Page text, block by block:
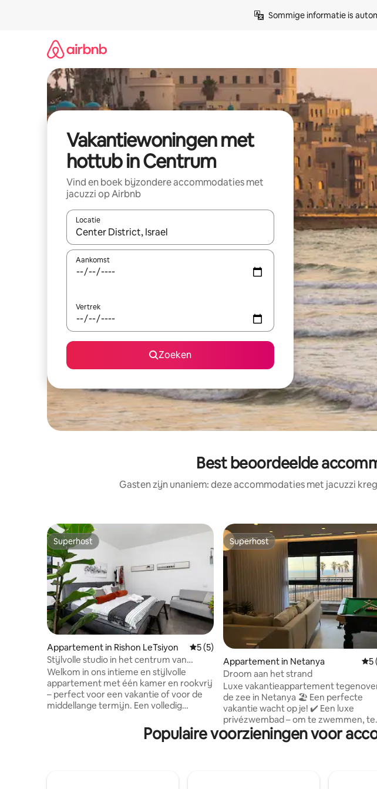
Sommige informatie is
Vakantiewoningen met
hottub in Centrum
Vind en boek bijzondere accommodaties met
jacuzzi op Airbnb
Locatie
Wanneer er suggesties beschikbaar zijn, maak je een keuze met je de
Aankomst
Vertrek
Zoeken
Best beoordeelde
Gasten zijn unaniem: deze accommodaties met jacuzzi
Superhost
Superhost
Appartement in Rishon LeTsiyon Gemiddelde beoordeling van 5 uit 5, 5
5 (5)
Stijlvolle studio in het centrum van
Rishon LeZion
Welkom in ons intieme en stijlvolle
appartement met één kamer en rookvrij
– perfect voor een vakantie of voor de
middellange termijn. Een volledig
wasmachine. Het met zorg ingerichte
appartement beschikt over een
Superhost
Superhost
Appartement in Netanya
5
Droom aan het strand
Luxe vakantieappartement
de zee in Netanya 🏖️ Een perfecte
vakantie wacht op je! ✔️ Een luxe
privézwembad – om te zwemmen, te
ontspannen en lekker te zonnen. ✔️
Kwaliteit Jacuzzi – momenten van
Populaire voorzieningen voor